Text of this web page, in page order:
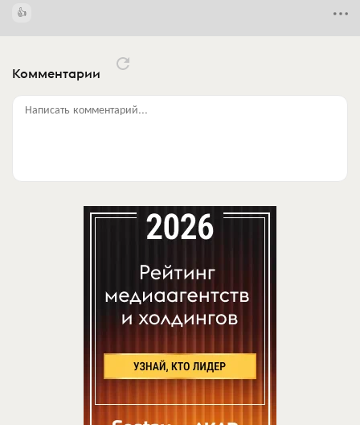
Комментарии
Написать комментарий...